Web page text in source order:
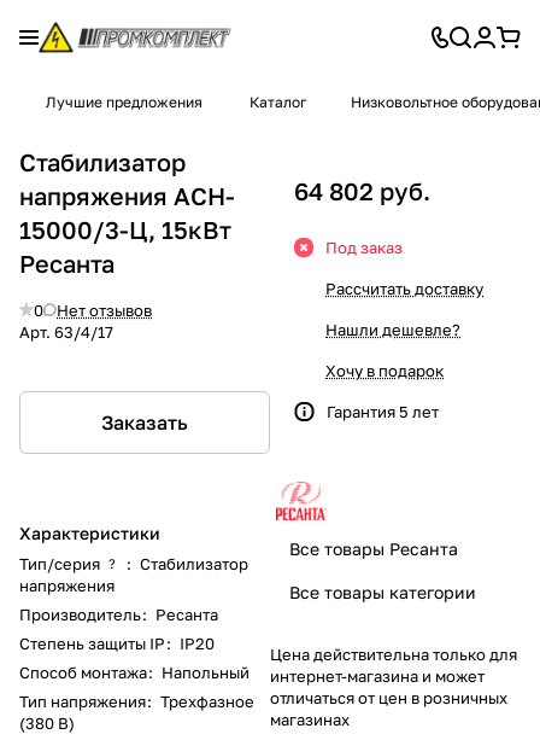
Лучшие предложения Каталог Низковольтное
Стабилизатор
напряжения ACH-
15000/3-Ц, 15кВт
Ресанта
0
Нет отзывов
Арт. 63/4/17
Заказать
Характеристики
Тип/серия ? : Стабилизатор
напряжения
Производитель: Ресанта
Степень защиты IP: IP20
Способ монтажа: Напольный
Тип напряжения: Трехфазное
(380 В)
64 802 руб.
Под заказ
Рассчитать доставку
Нашли дешевле?
Хочу в подарок
Гарантия 5 лет
Все товары Ресанта
Все товары категории
Цена действительна только для
интернет-магазина и может
отличаться от цен в розничных
магазинах